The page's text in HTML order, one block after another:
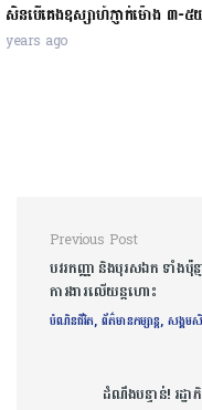
គេងភ្លាមៗ បន្ទាប់ពីរៀនរួចជួយឲ្យអ្
4 years ago
Post
Previous Post
បវរកញ្ញា និងបុរសឯក ទាំងប៉ុ
ការងារលើយន្តហោះ
បំណិនជីវិត, ព័ត៌មានកម្សាន្ត, សង្គម
ដំណឹងបន្ទាន់! រដ្ឋា